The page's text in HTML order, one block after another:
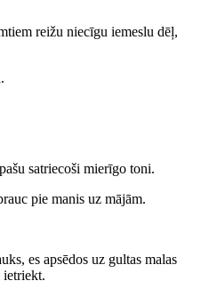
reižu niecīgu iemeslu dēļ,
satriecoši mierīgo toni.
pie manis uz mājām.
es apsēdos uz gultas malas
ietriekt.